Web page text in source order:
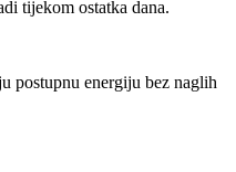
tijekom ostatka dana.
postupnu energiju bez naglih